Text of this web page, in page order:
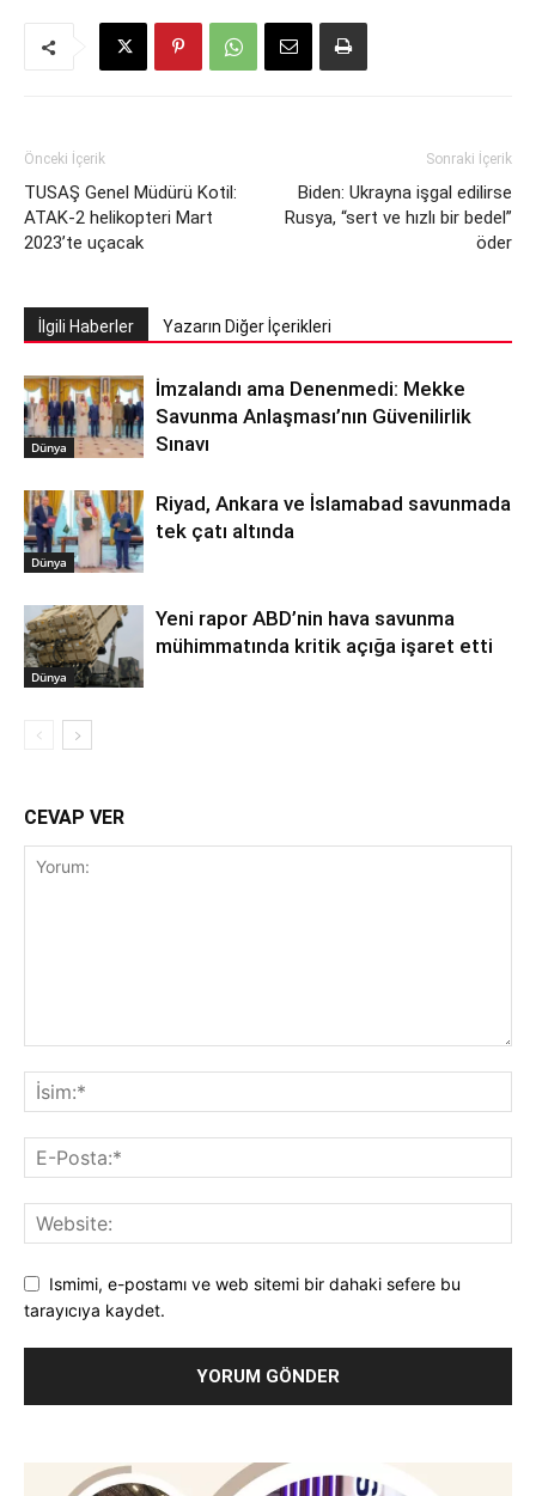
Önceki İçerik
TUSAŞ Genel Müdürü Kotil:
ATAK-2 helikopteri Mart
2023’te uçacak
Sonraki İçerik
Biden: Ukrayna işgal edilirse
Rusya, “sert ve hızlı bir bedel”
öder
İlgili Haberler Yazarın Diğer İçerikleri
Dünya
İmzalandı ama Denenmedi: Mekke
Savunma Anlaşması’nın Güvenilirlik
Sınavı
Dünya
Riyad, Ankara ve İslamabad savunmada
tek çatı altında
Dünya
Yeni rapor ABD’nin hava savunma
mühimmatında kritik açığa işaret etti
CEVAP VER
Ismimi, e-postamı ve web sitemi bir dahaki sefere bu
tarayıcıya kaydet.